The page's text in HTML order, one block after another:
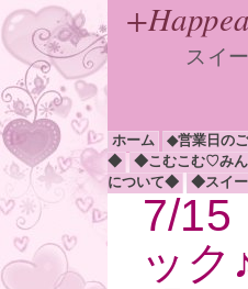
スイ
ホーム ◆営業日の
◆
◆こむこむ♡み
について◆
◆スイ
7/
ッ